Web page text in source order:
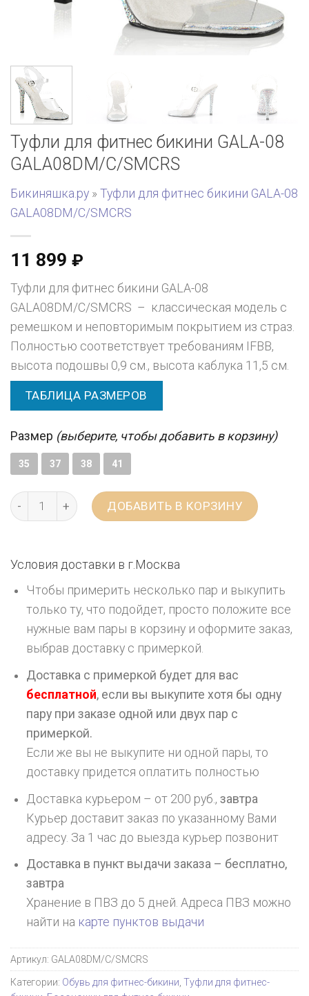
Туфли для фитнес бикини GALA-08
GALA08DM/C/SMCRS
Бикиняшка.ру » Туфли для фитнес бикини GALA-08
GALA08DM/C/SMCRS
11 899 ₽
Туфли для фитнес бикини GALA-08
GALA08DM/C/SMCRS – классическая модель с
ремешком и неповторимым покрытием из страз.
Полностью соответствует требованиям IFBB,
высота подошвы 0,9 см., высота каблука 11,5 см.
ТАБЛИЦА РАЗМЕРОВ
Размер (выберите, чтобы добавить в корзину)
35 37 38 41
ДОБАВИТЬ В КОРЗИНУ
Условия доставки в г. Москва
Чтобы примерить несколько пар и выкупить
только ту, что подойдет, просто положите все
нужные вам пары в корзину и оформите заказ,
выбрав доставку с примеркой.
Доставка с примеркой будет для вас
бесплатной, если вы выкупите хотя бы одну
пару при заказе одной или двух пар с
примеркой.
Если же вы не выкупите ни одной пары, то
доставку придется оплатить полностью
Доставка курьером – от 200 руб.,завтра
Курьер доставит заказ по указанному Вами
адресу. За 1 час до выезда курьер позвонит
Доставка в пункт выдачи заказа – бесплатно,
завтра
Хранение в ПВЗ до 5 дней. Адреса ПВЗ можно
найти на карте пунктов выдачи
Артикул: GALA08DM/C/SMCRS
Категории: Обувь для фитнес-бикини, Туфли для фитнес-